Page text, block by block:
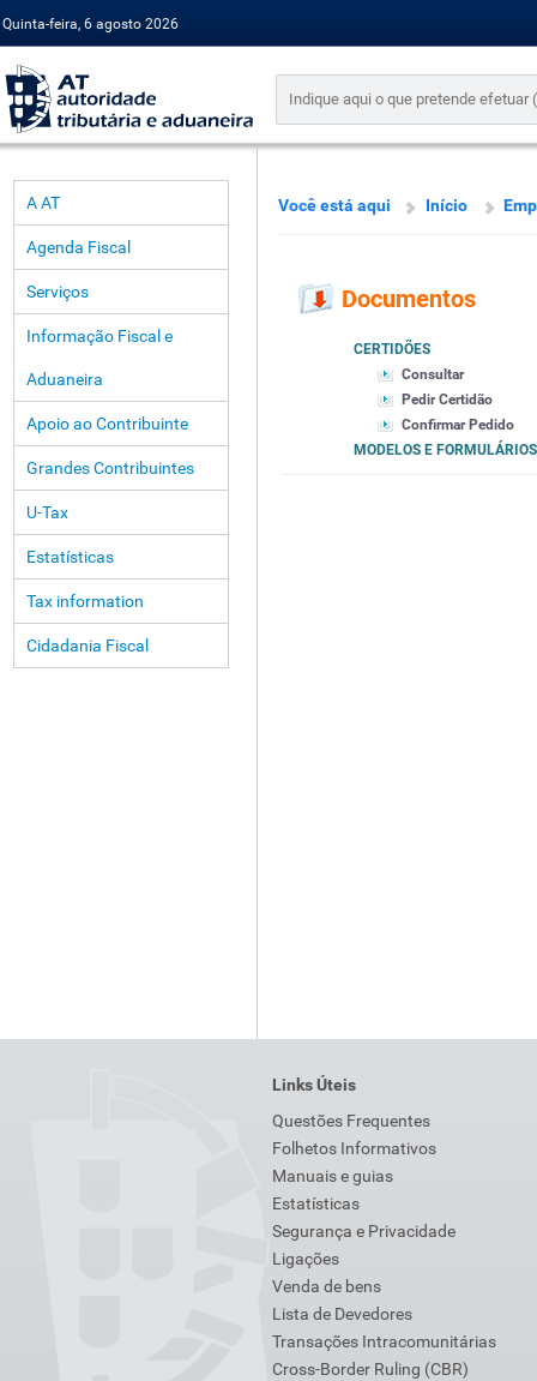
Quinta-feira, 6 agosto 2026
A AT
Agenda Fiscal
Serviços
Informação Fiscal e
Aduaneira
Apoio ao Contribuinte
Grandes Contribuintes
U-Tax
Estatísticas
Tax information
Cidadania Fiscal
Você está aqui Início
Documentos
CERTIDÕES
Consultar
Pedir Certidão
Confirmar Pedido
MODELOS E FORMULÁRIOS
Links Úteis
Questões Frequentes
Folhetos Informativos
Manuais e guias
Estatísticas
Segurança e Privacidade
Ligações
Venda de bens
Lista de Devedores
Transações Intracomunitárias
Cross-Border Ruling (CBR)